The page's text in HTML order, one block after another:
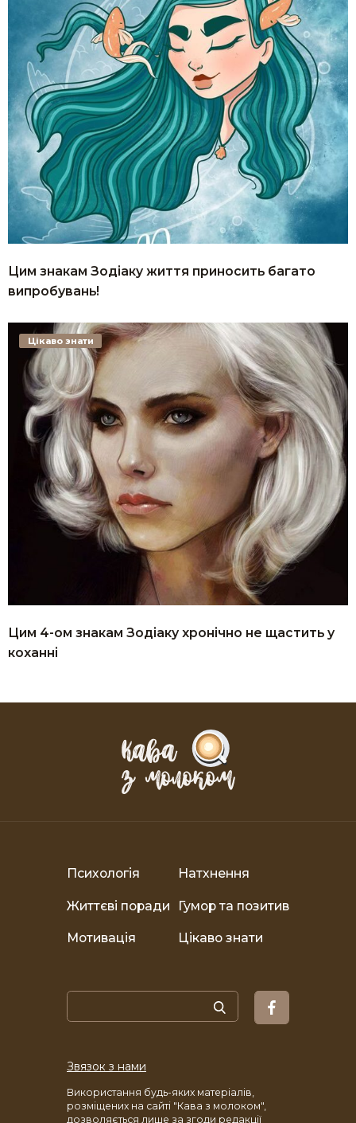
Цим знакам Зодіаку життя приносить багато
випробувань!
Цим 4-ом знакам Зодіаку хронічно не щастить у
коханні
Цікаво знати
Психологія Натхнення
Життєві поради Гумор та позитив
Мотивація Цікаво знати
Звязок з нами
Використання будь-яких матеріалів,
розміщених на сайті "Кава з молоком",
дозволяється лише за згоди редакції